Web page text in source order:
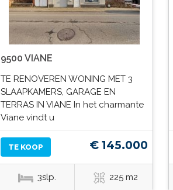
9500 VIANE
TE RENOVEREN WONING MET 3
SLAAPKAMERS, GARAGE EN
TERRAS IN VIANE In het charmante
Viane vindt u
TE KOOP € 145.000
3slp. 225 m2